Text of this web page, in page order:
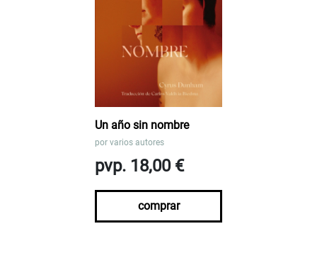
Un año sin nombre
por varios autores
pvp. 18,00 €
comprar